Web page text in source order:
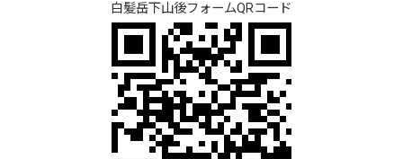
白髪岳下山後フォームQRコード